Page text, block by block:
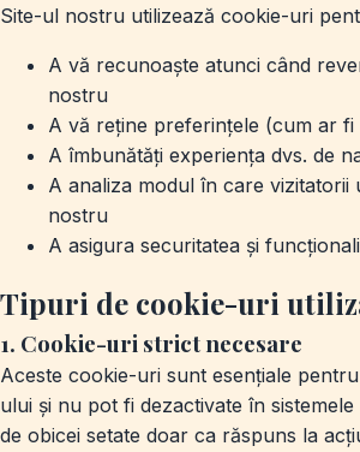
Site-ul nostru utilizează cookie-uri
A vă recunoaște atunci când
nostru
A vă reține preferințele (cum ar fi
A îmbunătăți experiența dvs. de
A analiza modul în care vizitatorii
nostru
A asigura securitatea și
Tipuri de cookie-uri
1. Cookie-uri strict necesare
Aceste cookie-uri sunt esențiale
ului și nu pot fi dezactivate în
de obicei setate doar ca răspuns la